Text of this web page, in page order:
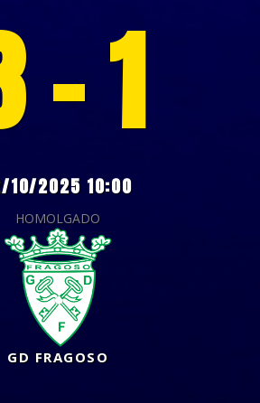
- 1
10/2025 10:00
HOMOLGADO
GD FRAGOSO